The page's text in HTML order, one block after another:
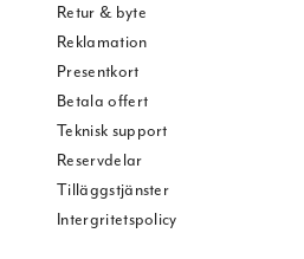
Retur & byte
Reklamation
Presentkort
Betala offert
Teknisk support
Reservdelar
Tilläggstjänster
Intergritetspolicy